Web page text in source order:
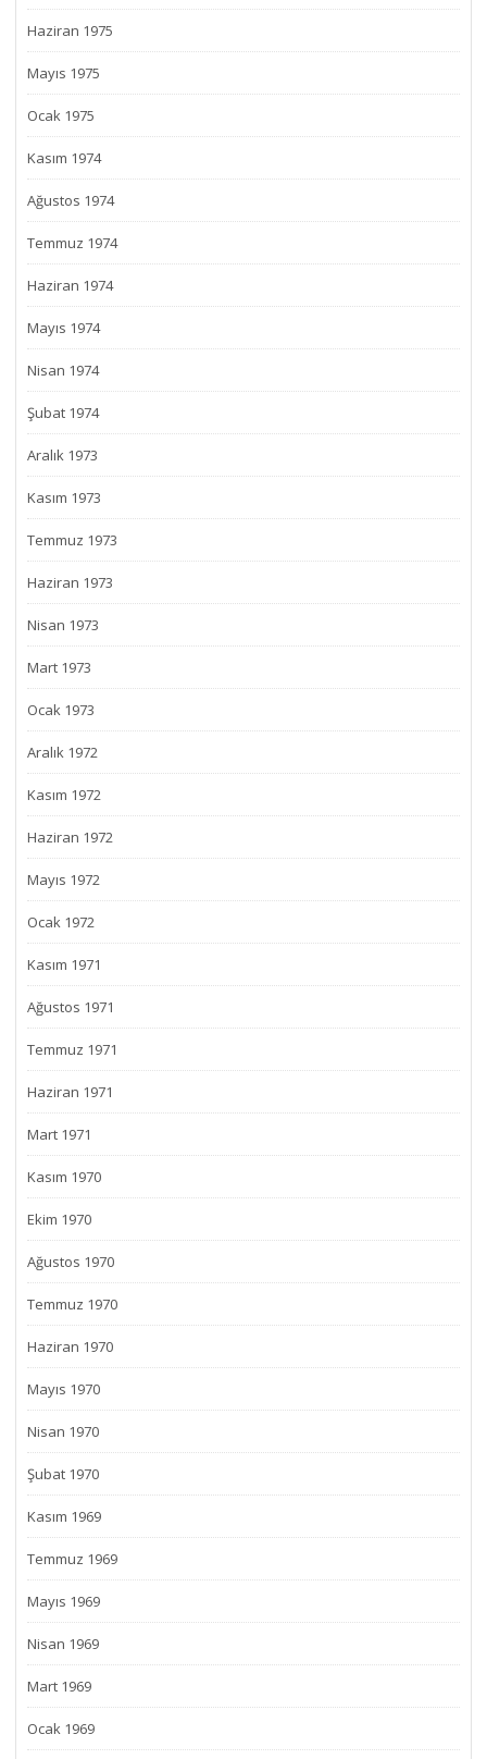
Haziran 1975
Mayıs 1975
Ocak 1975
Kasım 1974
Ağustos 1974
Temmuz 1974
Haziran 1974
Mayıs 1974
Nisan 1974
Şubat 1974
Aralık 1973
Kasım 1973
Temmuz 1973
Haziran 1973
Nisan 1973
Mart 1973
Ocak 1973
Aralık 1972
Kasım 1972
Haziran 1972
Mayıs 1972
Ocak 1972
Kasım 1971
Ağustos 1971
Temmuz 1971
Haziran 1971
Mart 1971
Kasım 1970
Ekim 1970
Ağustos 1970
Temmuz 1970
Haziran 1970
Mayıs 1970
Nisan 1970
Şubat 1970
Kasım 1969
Temmuz 1969
Mayıs 1969
Nisan 1969
Mart 1969
Ocak 1969